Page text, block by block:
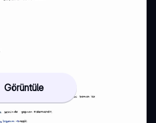
Görüntüle